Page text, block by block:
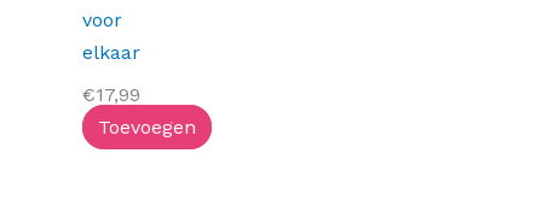
voor
elkaar
€17,99
Toevoegen